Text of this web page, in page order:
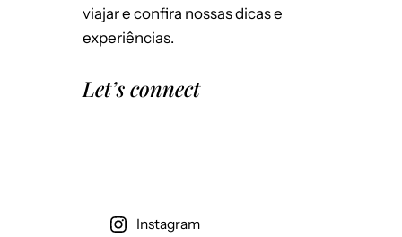
viajar e confira nossas dicas e
experiências.
Let’s connect
Instagram